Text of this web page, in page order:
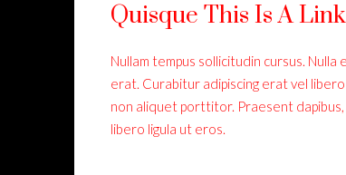
Quisque This Is A
Nullam tempus sollicitudin cursus.
erat. Curabitur adipiscing erat vel
non aliquet porttitor. Praesent
libero ligula ut eros.